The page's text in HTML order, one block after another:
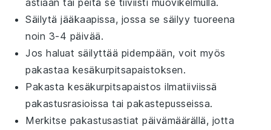
Säilytä jääkaapissa, jossa se säilyy tuoreena
noin 3-4 päivää.
Jos haluat säilyttää pidempään, voit myös
pakastaa kesäkurpitsapaistoksen.
Pakastakesäkurpitsapaistos ilmatiiviissä
pakastusrasioissa tai pakastepusseissa.
Merkitse pakastusastiat päivämäärällä, jotta